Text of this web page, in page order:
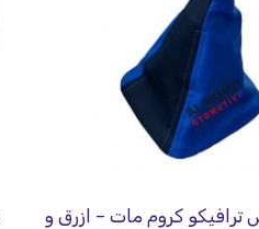
كروم مات – ازرق و